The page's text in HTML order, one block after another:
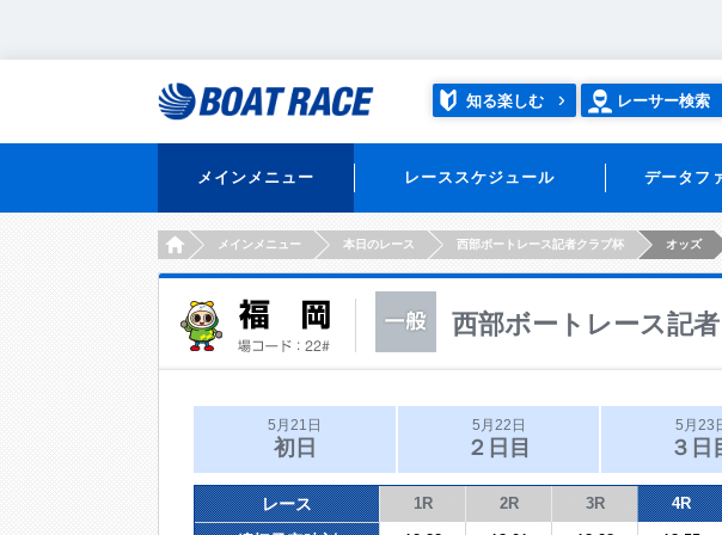
知る楽しむ レーサー検索
メインメニュー レーススケジュール データフ
HOMEメインメニュー 本日のレース 西部ボートレース記者クラブ杯 オッズ
西部ボートレース記
5月21日
初日
5月22日
２日目
5月23
３日
レース 1R 2R 3R 4R